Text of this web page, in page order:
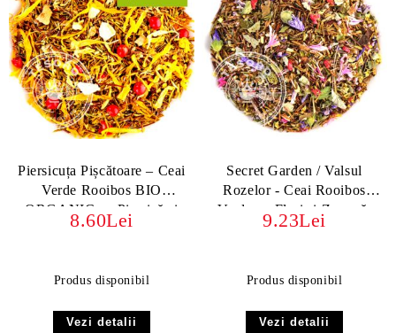
Piersicuța Pișcătoare – Ceai
Verde Rooibos BIO
ORGANIC cu Piersică și
Piper Roz
8.60Lei
Produs disponibil
Vezi detalii
Secret Garden / Valsul
Rozelor - Ceai Rooibos
Verde cu Flori și Zmeură,
fără teină
9.23Lei
Produs disponibil
Vezi detalii